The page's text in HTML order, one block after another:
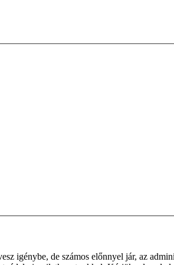
igénybe, de számos előnnyel jár, az